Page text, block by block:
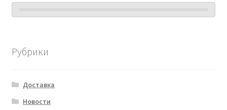
Рубрики
Доставка
Новости